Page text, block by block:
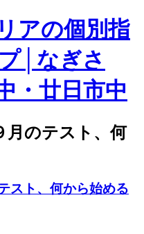
アの個別指
│なぎさ
・廿日市中
月のテスト、何
スト、何から始める